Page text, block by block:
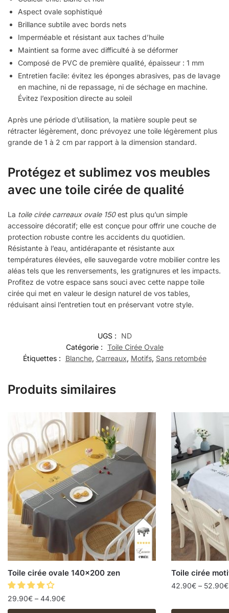
Aspect ovale sophistiqué
Brillance subtile avec bords nets
Imperméable et résistant aux taches d’huile
Maintient sa forme avec difficulté à se déformer
Composé de PVC de première qualité, épaisseur : 1 mm
Entretien facile: évitez les éponges abrasives, pas de lavage
en machine, ni de repassage, ni de séchage en machine.
Évitez l’exposition directe au soleil
Après une période d’utilisation, la matière souple peut se
rétracter légèrement, donc prévoyez une toile légèrement plus
grande de 1 à 2 cm par rapport à la dimension standard.
Protégez et sublimez vos meubles
avec une toile cirée de qualité
La toile cirée carreaux ovale 150est plus qu’un simple
accessoire décoratif; elle est conçue pour offrir une couche de
protection robuste contre les accidents du quotidien.
Résistante à l’eau, antidérapante et résistante aux
températures élevées, elle sauvegarde votre mobilier contre les
aléas tels que les renversements, les gratignures et les impacts.
Profitez de votre espace sans souci avec cette nappe toile
cirée qui met en valeur le design naturel de vos tables,
réduisant ainsi l’entretien tout en préservant votre style.
UGS :
ND
Catégorie : Toile Cirée Ovale
Étiquettes :
Blanche, Carreaux, Motifs, Sans retombée
Produits similaires
Toile cirée ovale 140×200 zen
29.90€ – 44.90€
Toile cirée
42.90€ – 52.90€